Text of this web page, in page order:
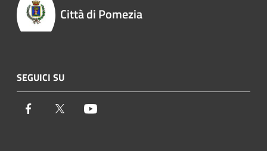
Città di Pomezia
SEGUICI SU
Facebook Twitter